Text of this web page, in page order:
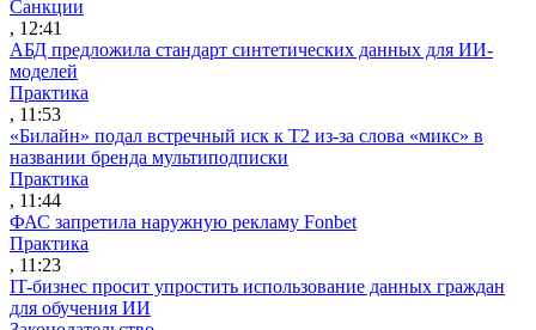
Санкции
, 12:41
АБД предложила стандарт синтетических данных для ИИ-
моделей
Практика
, 11:53
«Билайн» подал встречный иск к Т2 из-за слова «микс» в
названии бренда мультиподписки
Практика
, 11:44
ФАС запретила наружную рекламу Fonbet
Практика
, 11:23
IT-бизнес просит упростить использование данных граждан
для обучения ИИ